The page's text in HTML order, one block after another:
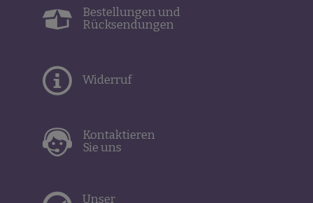
Bestellungen und
Rücksendungen
Widerruf
Kontaktieren
Sie uns
Unser